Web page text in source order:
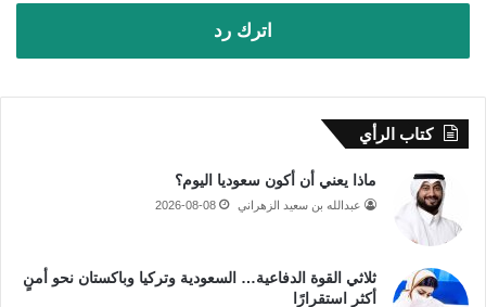
اترك رد
كتاب الرأي
ماذا يعني أن أكون سعوديا اليوم؟
عبدالله بن سعيد الزهراني 2026-08-08
ثلاثي القوة الدفاعية… السعودية وتركيا وباكستان نحو أمنٍ
أكثر استقرارًا